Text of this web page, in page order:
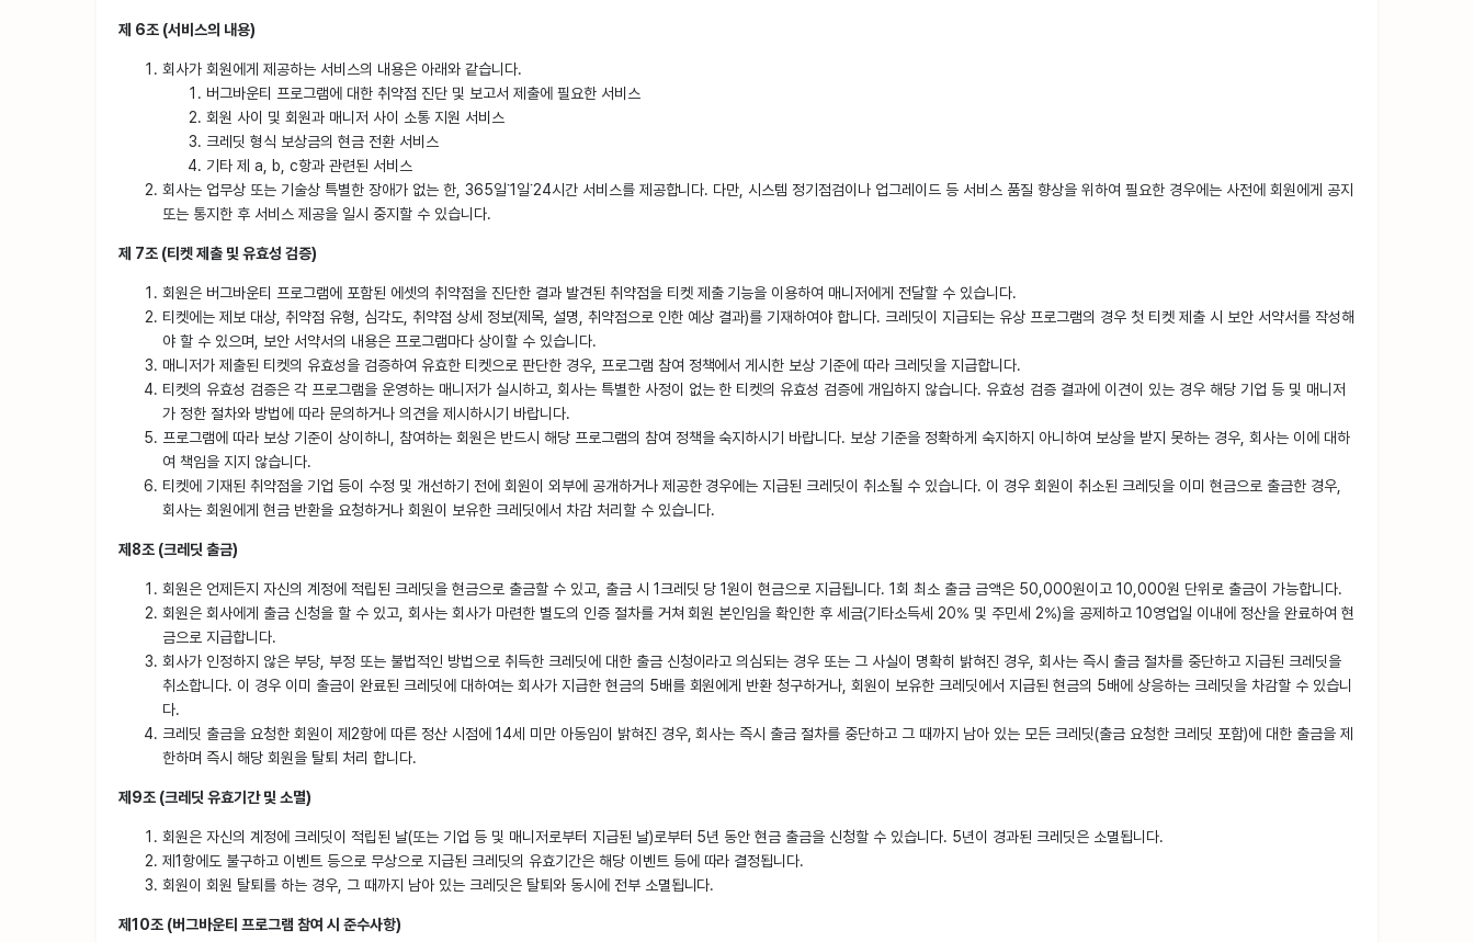
제 6조 (서비스의 내용)
회사가 회원에게 제공하는 서비스의 내용은 아래와 같습니다.
버그바운티 프로그램에 대한 취약점 진단 및 보고서 제출에 필요한 서비스
회원 사이 및 회원과 매니저 사이 소통 지원 서비스
크레딧 형식 보상금의 현금 전환 서비스
기타 제 a, b, c항과 관련된 서비스
회사는 업무상 또는 기술상 특별한 장애가 없는 한, 365일˙1일˙24시간 서비스를 제공합니다. 다만, 시스템 정기점검이나 업그레이드 등 서비스 품질 향상을 위하여 필요한 경우에는 사전에 회원에게 공지
또는 통지한 후 서비스 제공을 일시 중지할 수 있습니다.
제 7조 (티켓 제출 및 유효성 검증)
회원은 버그바운티 프로그램에 포함된 에셋의 취약점을 진단한 결과 발견된 취약점을 티켓 제출 기능을 이용하여 매니저에게 전달할 수 있습니다.
티켓에는 제보 대상, 취약점 유형, 심각도, 취약점 상세 정보(제목, 설명, 취약점으로 인한 예상 결과)를 기재하여야 합니다. 크레딧이 지급되는 유상 프로그램의 경우 첫 티켓 제출 시 보안 서약서를 작성해
야 할 수 있으며, 보안 서약서의 내용은 프로그램마다 상이할 수 있습니다.
매니저가 제출된 티켓의 유효성을 검증하여 유효한 티켓으로 판단한 경우, 프로그램 참여 정책에서 게시한 보상 기준에 따라 크레딧을 지급합니다.
티켓의 유효성 검증은 각 프로그램을 운영하는 매니저가 실시하고, 회사는 특별한 사정이 없는 한 티켓의 유효성 검증에 개입하지 않습니다. 유효성 검증 결과에 이견이 있는 경우 해당 기업 등 및 매니저
가 정한 절차와 방법에 따라 문의하거나 의견을 제시하시기 바랍니다.
프로그램에 따라 보상 기준이 상이하니, 참여하는 회원은 반드시 해당 프로그램의 참여 정책을 숙지하시기 바랍니다. 보상 기준을 정확하게 숙지하지 아니하여 보상을 받지 못하는 경우, 회사는 이에 대하
여 책임을 지지 않습니다.
티켓에 기재된 취약점을 기업 등이 수정 및 개선하기 전에 회원이 외부에 공개하거나 제공한 경우에는 지급된 크레딧이 취소될 수 있습니다. 이 경우 회원이 취소된 크레딧을 이미 현금으로 출금한 경우,
회사는 회원에게 현금 반환을 요청하거나 회원이 보유한 크레딧에서 차감 처리할 수 있습니다.
제8조 (크레딧 출금)
회원은 언제든지 자신의 계정에 적립된 크레딧을 현금으로 출금할 수 있고, 출금 시 1크레딧 당 1원이 현금으로 지급됩니다. 1회 최소 출금 금액은 50,000원이고 10,000원 단위로 출금이 가능합니다.
회원은 회사에게 출금 신청을 할 수 있고, 회사는 회사가 마련한 별도의 인증 절차를 거쳐 회원 본인임을 확인한 후 세금(기타소득세 20% 및 주민세 2%)을 공제하고 10영업일 이내에 정산을 완료하여 현
금으로 지급합니다.
회사가 인정하지 않은 부당, 부정 또는 불법적인 방법으로 취득한 크레딧에 대한 출금 신청이라고 의심되는 경우 또는 그 사실이 명확히 밝혀진 경우, 회사는 즉시 출금 절차를 중단하고 지급된 크레딧을
취소합니다. 이 경우 이미 출금이 완료된 크레딧에 대하여는 회사가 지급한 현금의 5배를 회원에게 반환 청구하거나, 회원이 보유한 크레딧에서 지급된 현금의 5배에 상응하는 크레딧을 차감할 수 있습니
다.
크레딧 출금을 요청한 회원이 제2항에 따른 정산 시점에 14세 미만 아동임이 밝혀진 경우, 회사는 즉시 출금 절차를 중단하고 그 때까지 남아 있는 모든 크레딧(출금 요청한 크레딧 포함)에 대한 출금을 제
한하며 즉시 해당 회원을 탈퇴 처리 합니다.
제9조 (크레딧 유효기간 및 소멸)
회원은 자신의 계정에 크레딧이 적립된 날(또는 기업 등 및 매니저로부터 지급된 날)로부터 5년 동안 현금 출금을 신청할 수 있습니다. 5년이 경과된 크레딧은 소멸됩니다.
제1항에도 불구하고 이벤트 등으로 무상으로 지급된 크레딧의 유효기간은 해당 이벤트 등에 따라 결정됩니다.
회원이 회원 탈퇴를 하는 경우, 그 때까지 남아 있는 크레딧은 탈퇴와 동시에 전부 소멸됩니다.
제10조 (버그바운티 프로그램 참여 시 준수사항)